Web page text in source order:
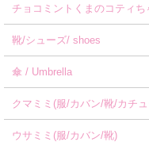
チョコミントくまのコティ
靴/シューズ/ shoes
傘 / Umbrella
クマミミ(服/カバン/靴/カチ
ウサミミ(服/カバン/靴)